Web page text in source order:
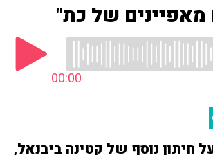
של כת"
00:00
חיתון נוסף של קטינה ביבנאל,